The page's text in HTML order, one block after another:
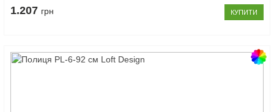
1.207 грн КУПИТИ